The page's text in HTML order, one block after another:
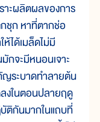
ะผลิตผลของการ
กชุก หาที่ตากช่อ
ห้ได้เมล็ดไม่มี
จะมีหนอนเจาะ
ญระบาดทำลายต้น
งในตอนปลายฤดู
ติกันมากในแถบที่